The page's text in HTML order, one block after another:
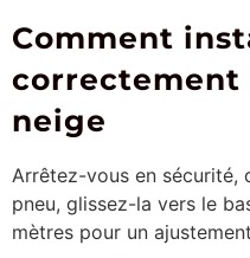
Comment
correctement
neige
Arrêtez-vous en sécurité,
pneu, glissez-la vers le
mètres pour un